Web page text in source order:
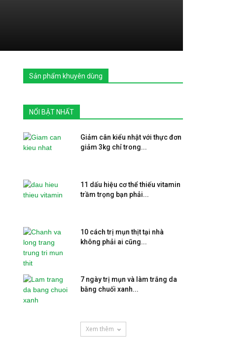
Sản phẩm khuyên dùng
NỔI BẬT NHẤT
Giảm cân kiểu nhật với thực đơn
giảm 3kg chỉ trong...
11 dấu hiệu cơ thể thiếu vitamin
trầm trọng bạn phải...
10 cách trị mụn thịt tại nhà
không phải ai cũng...
7 ngày trị mụn và làm trắng da
bằng chuối xanh...
Xem thêm